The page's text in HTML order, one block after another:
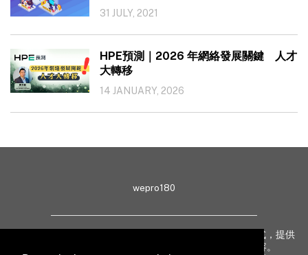
31 JULY, 2021
HPE預測｜2026 年網絡發展關鍵 人才
大轉移
14 JANUARY, 2026
wepro180
wepro180 由 IT 業界專家組成，以生動有趣、深入淺出方式，提供
最新 IT 動態、趨勢、技術、行業熱話、專題報導等內容。